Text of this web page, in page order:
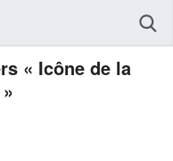
« Icône de la